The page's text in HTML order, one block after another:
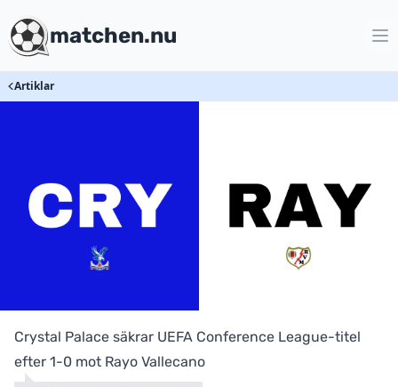
matchen.nu
Artiklar
Crystal Palace säkrar UEFA Conference League-titel
efter 1-0 mot Rayo Vallecano